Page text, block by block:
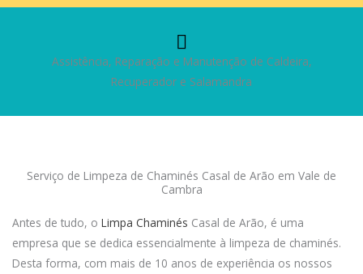
Assistência, Reparação e Manutenção de Caldeira,
Recuperador e Salamandra
Serviço de Limpeza de Chaminés Casal de Arão em Vale de
Cambra
Antes de tudo, o Limpa Chaminés Casal de Arão, é uma
empresa que se dedica essencialmente à limpeza de chaminés.
Desta forma, com mais de 10 anos de experiência os nossos